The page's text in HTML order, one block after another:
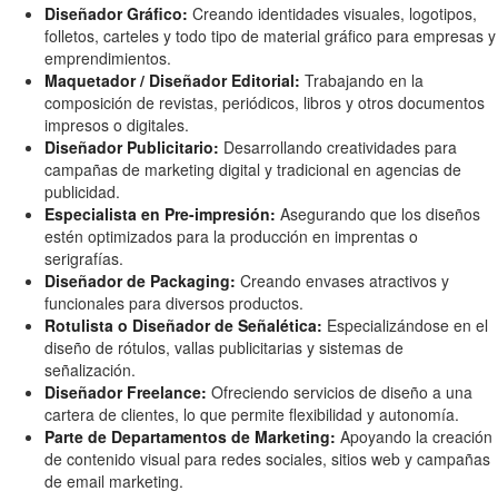
Diseñador Gráfico: Creando identidades visuales, logotipos,
folletos, carteles y todo tipo de material gráfico para empresas y
emprendimientos.
Maquetador / Diseñador Editorial: Trabajando en la
composición de revistas, periódicos, libros y otros documentos
impresos o digitales.
Diseñador Publicitario: Desarrollando creatividades para
campañas de marketing digital y tradicional en agencias de
publicidad.
Especialista en Pre-impresión: Asegurando que los diseños
estén optimizados para la producción en imprentas o
serigrafías.
Diseñador de Packaging: Creando envases atractivos y
funcionales para diversos productos.
Rotulista o Diseñador de Señalética: Especializándose en el
diseño de rótulos, vallas publicitarias y sistemas de
señalización.
Diseñador Freelance: Ofreciendo servicios de diseño a una
cartera de clientes, lo que permite flexibilidad y autonomía.
Parte de Departamentos de Marketing: Apoyando la creación
de contenido visual para redes sociales, sitios web y campañas
de email marketing.